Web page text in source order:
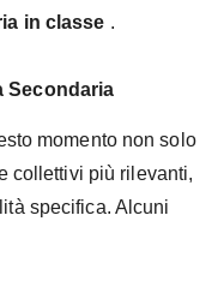
in classe .
Secondaria
momento non solo
collettivi più rilevanti,
specifica. Alcuni